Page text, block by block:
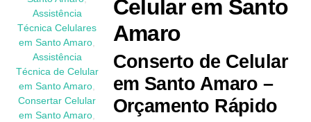
Assistência
Técnica Celulares
em Santo Amaro,
Assistência
Técnica de Celular
em Santo Amaro,
Consertar Celular
em Santo Amaro,
Celular em Santo
Amaro
Conserto de Celular
em Santo Amaro –
Orçamento Rápido